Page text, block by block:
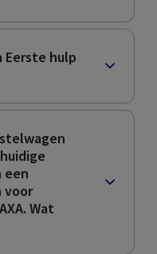
Eerste hulp
een
voor
Wat